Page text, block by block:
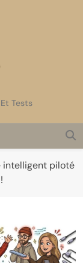
Tests
intelligent piloté